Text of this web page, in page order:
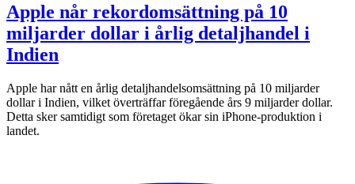
Apple når rekordomsättning på 10
miljarder dollar i årlig detaljhandel i
Indien
Apple har nått en årlig detaljhandelsomsättning på 10 miljarder
dollar i Indien, vilket överträffar föregående års 9 miljarder dollar.
Detta sker samtidigt som företaget ökar sin iPhone-produktion i
landet.